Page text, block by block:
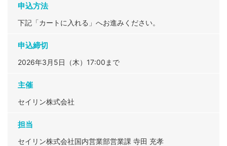
申込方法
下記「カートに入れる」へお進みください。
申込締切
2026年3月5日（木）17:00まで
主催
セイリン株式会社
担当
セイリン株式会社国内営業部営業課 寺田 充孝